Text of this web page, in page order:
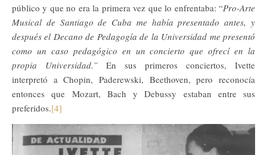
público y que no era la primera vez que lo enfrentaba: “Pro-Arte
Musical de Santiago de Cuba me había presentado antes, y
después el Decano de Pedagogía de la Universidad me presentó
como un caso pedagógico en un concierto que ofrecí en la
propia Universidad.” En sus primeros conciertos, Ivette
interpretó a Chopin, Paderewski, Beethoven, pero reconocía
entonces que Mozart, Bach y Debussy estaban entre sus
preferidos.[4]